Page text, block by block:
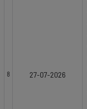
8 27-07-2026